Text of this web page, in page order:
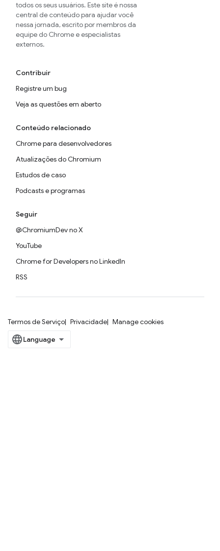
todos os seus usuários. Este site é nossa
central de conteúdo para ajudar você
nessa jornada, escrito por membros da
equipe do Chrome e especialistas
externos.
Contribuir
Registre um bug
Veja as questões em aberto
Conteúdo relacionado
Chrome para desenvolvedores
Atualizações do Chromium
Estudos de caso
Podcasts e programas
Seguir
@ChromiumDev no X
YouTube
Chrome for Developers no LinkedIn
RSS
Termos de Serviço Privacidade Manage cookies